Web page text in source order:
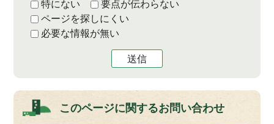
特にない
要点が伝わらない
ページを探しにくい
必要な情報が無い
送信
このページに関するお問い合わせ